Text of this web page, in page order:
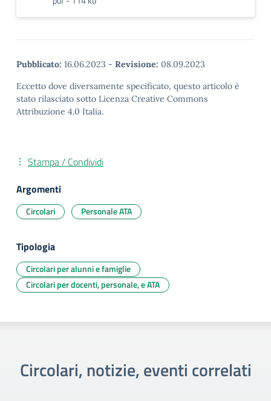
Pubblicato: 16.06.2023 - Revisione: 08.09.2023
Eccetto dove diversamente specificato, questo articolo è
stato rilasciato sotto Licenza Creative Commons
Attribuzione 4.0 Italia.
Stampa / Condividi
Argomenti
Circolari Personale ATA
Tipologia
Circolari per alunni e famiglie
Circolari per docenti, personale, e ATA
Circolari, notizie, eventi correlati